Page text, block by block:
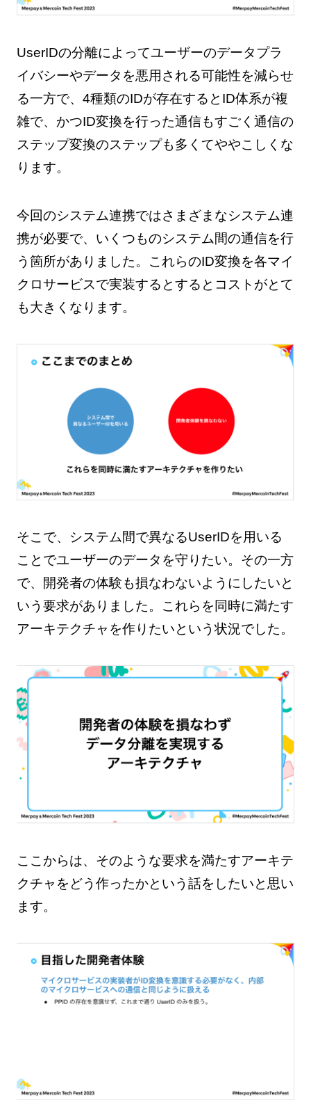
UserIDの分離によってユーザーのデータプラ
イバシーやデータを悪用される可能性を減らせ
る一方で、4種類のIDが存在するとID体系が複
雑で、かつID変換を行った通信もすごく通信の
ステップ変換のステップも多くてややこしくな
ります。
今回のシステム連携ではさまざまなシステム連
携が必要で、いくつものシステム間の通信を行
う箇所がありました。これらのID変換を各マイ
クロサービスで実装するとするとコストがとて
も大きくなります。
そこで、システム間で異なるUserIDを用いる
ことでユーザーのデータを守りたい。その一方
で、開発者の体験も損なわないようにしたいと
いう要求がありました。これらを同時に満たす
アーキテクチャを作りたいという状況でした。
ここからは、そのような要求を満たすアーキテ
クチャをどう作ったかという話をしたいと思い
ます。